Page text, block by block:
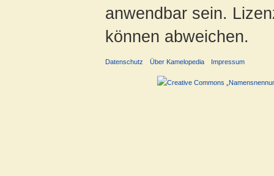
anwendbar sein.
können abweichen.
Datenschutz Über Kamelopedia Impressum